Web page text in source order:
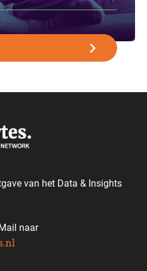
van het Data & Insights
naar